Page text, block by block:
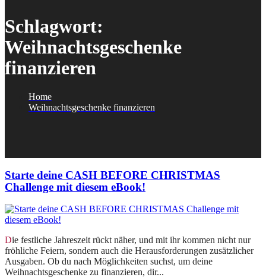
Schlagwort:
Weihnachtsgeschenke
finanzieren
Home
Weihnachtsgeschenke finanzieren
Starte deine CASH BEFORE CHRISTMAS
Challenge mit diesem eBook!
Die festliche Jahreszeit rückt näher, und mit ihr kommen nicht nur
fröhliche Feiern, sondern auch die Herausforderungen zusätzlicher
Ausgaben. Ob du nach Möglichkeiten suchst, um deine
Weihnachtsgeschenke zu finanzieren, dir...